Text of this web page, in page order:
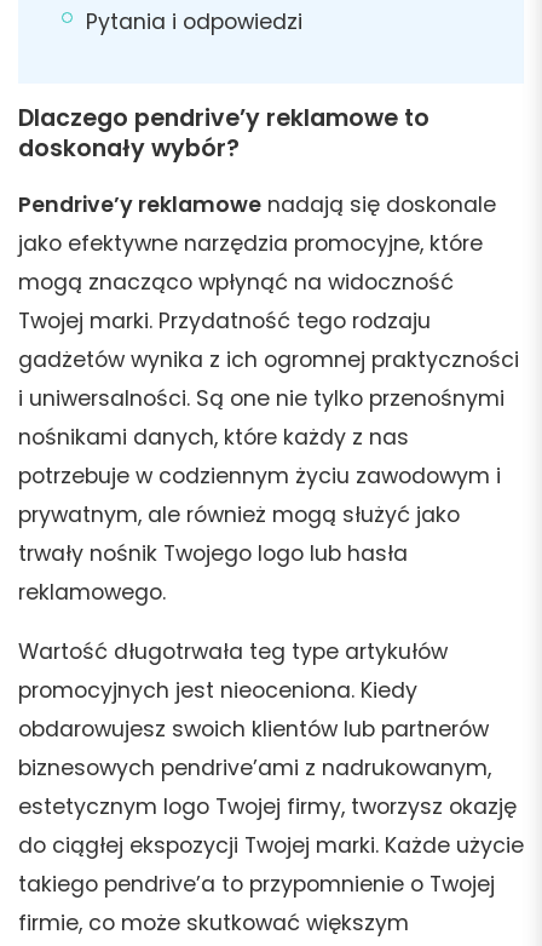
Pytania i odpowiedzi
Dlaczego pendrive’y reklamowe to
doskonały wybór?
Pendrive’y reklamowe nadają się doskonale
jako efektywne narzędzia promocyjne, które
mogą znacząco wpłynąć na widoczność
Twojej marki. Przydatność tego rodzaju
gadżetów wynika z ich ogromnej praktyczności
i uniwersalności. Są one nie tylko przenośnymi
nośnikami danych, które każdy z nas
potrzebuje w codziennym życiu zawodowym i
prywatnym, ale również mogą służyć jako
trwały nośnik Twojego logo lub hasła
reklamowego.
Wartość długotrwała teg type artykułów
promocyjnych jest nieoceniona. Kiedy
obdarowujesz swoich klientów lub partnerów
biznesowych pendrive’ami z nadrukowanym,
estetycznym logo Twojej firmy, tworzysz okazję
do ciągłej ekspozycji Twojej marki. Każde użycie
takiego pendrive’a to przypomnienie o Twojej
firmie, co może skutkować większym